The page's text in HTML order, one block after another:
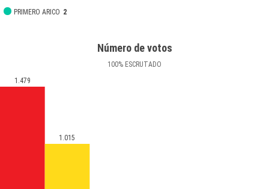
PRIMERO ARICO 2
Número de votos
100% ESCRUTADO
1.479
1.015